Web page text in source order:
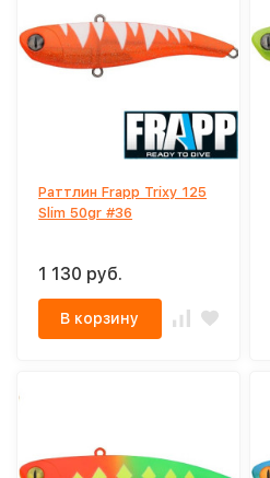
Раттлин Frapp Trixy 125
Slim 50gr #36
1 130 руб.
В корзину